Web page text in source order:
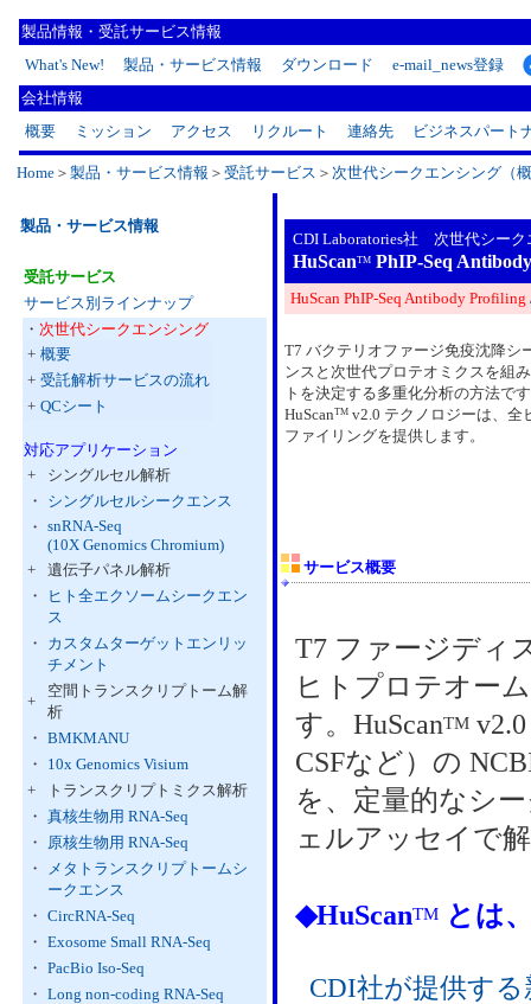
製品情報・受託サービス情報
What's New!
製品・サービス情報 ダウンロード
e-mail_news登録
会社情報
概要
ミッション アクセス リクルート 連絡先 ビジネスパート
Home ＞ 製品・サービス情報 ＞ 受託サービス ＞ 次世代シークエンシング（
製品・サービス情報
受託サービス
サービス別ラインナップ
・ 次世代シークエンシング
+ 概要
+ 受託解析サービスの流れ
+ QCシート
対応アプリケーション
+
シングルセル解析
・
シングルセルシークエンス
・ snRNA-Seq
(10X Genomics Chromium)
+
遺伝子パネル解析
・
ヒト全エクソームシークエン
ス
・
カスタムターゲットエンリッ
チメント
+
空間トランスクリプトーム解
析
・ BMKMANU
・
10x Genomics Visium
+
トランスクリプトミクス解析
・ 真核生物用 RNA-Seq
・
原核生物用 RNA-Seq
・
メタトランスクリプトームシ
ークエンス
・ CircRNA-Seq
・ Exosome Small RNA-Seq
・ PacBio Iso-Seq
・ Long non-coding RNA-Seq
CDI Laboratories社 次世代シーク
HuScanTM PhIP-Seq
HuScan PhIP-Seq Antibody Profiling
T7 バクテリオファージ免疫沈降シ
ンスと次世代プロテオミクスを組
トを決定する多重化分析の方法で
HuScanTM v2.0 テクノロジーは、全
ファイリングを提供します。
サービス概要
T7 ファージディ
ヒトプロテオー
す。HuScanTM
CSFなど）の
を、定量的なシ
ェルアッセイで
◆HuScanTM とは
CDI社が提供す